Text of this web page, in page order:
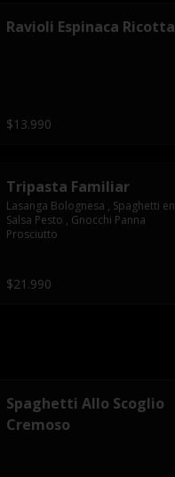
Ravioli Espinaca Ricotta
$13.990
Tripasta Familiar
Lasanga Bolognesa , Spaghetti en
Salsa Pesto , Gnocchi Panna
Prosciutto
$21.990
Spaghetti Allo Scoglio
Cremoso